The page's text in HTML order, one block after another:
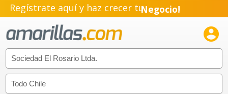
Regístrate aquí y haz crecer tuNegocio!
Emprendimiento!
